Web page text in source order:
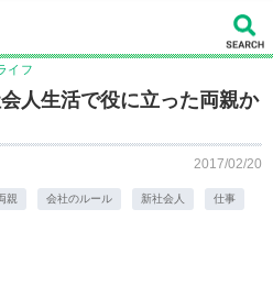
イフ
人生活で役に立った両親か
2017/02/20
親 会社のルール 新社会人 仕事